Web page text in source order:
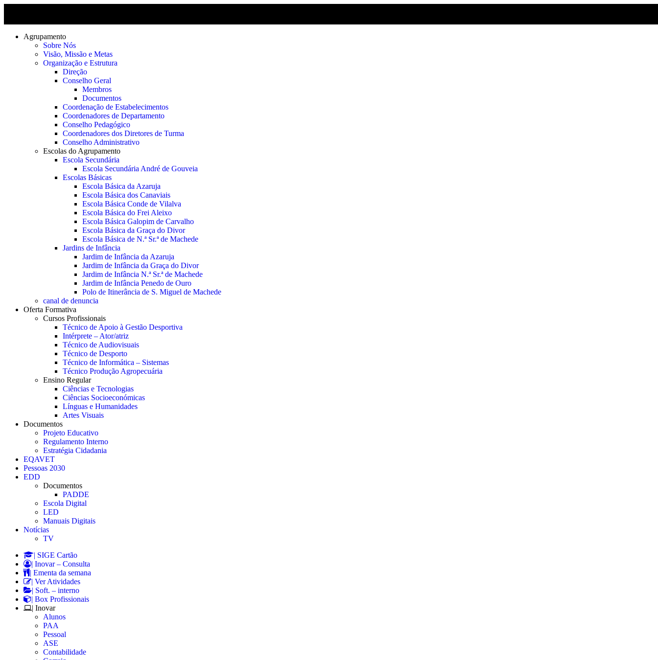
Agrupamento
Sobre Nós
Visão, Missão e Metas
Organização e Estrutura
Direção
Conselho Geral
Membros
Documentos
Coordenação de Estabelecimentos
Coordenadores de Departamento
Conselho Pedagógico
Coordenadores dos Diretores de Turma
Conselho Administrativo
Escolas do Agrupamento
Escola Secundária
Escola Secundária André de Gouveia
Escolas Básicas
Escola Básica da Azaruja
Escola Básica dos Canaviais
Escola Básica Conde de Vilalva
Escola Básica do Frei Aleixo
Escola Básica Galopim de Carvalho
Escola Básica da Graça do Divor
Escola Básica de N.ª Sr.ª de Machede
Jardins de Infância
Jardim de Infância da Azaruja
Jardim de Infância da Graça do Divor
Jardim de Infância N.ª Sr.ª de Machede
Jardim de Infância Penedo de Ouro
Polo de Itinerância de S. Miguel de Machede
canal de denuncia
Oferta Formativa
Cursos Profissionais
Técnico de Apoio à Gestão Desportiva
Intérprete – Ator/atriz
Técnico de Audiovisuais
Técnico de Desporto
Técnico de Informática – Sistemas
Técnico Produção Agropecuária
Ensino Regular
Ciências e Tecnologias
Ciências Socioeconómicas
Línguas e Humanidades
Artes Visuais
Documentos
Projeto Educativo
Regulamento Interno
Estratégia Cidadania
EQAVET
Pessoas 2030
EDD
Documentos
PADDE
Escola Digital
LED
Manuais Digitais
Notícias
TV
| SIGE Cartão
| Inovar – Consulta
| Ementa da semana
| Ver Atividades
| Soft. – interno
| Box Profissionais
| Inovar
Alunos
PAA
Pessoal
ASE
Contabilidade